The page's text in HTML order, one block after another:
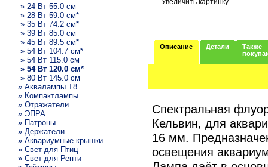
» 24 Вт 55.0 см
» 28 Вт 59.0 см*
» 35 Вт 74.2 см*
» 39 Вт 85.0 см
» 45 Вт 89.5 см*
» 54 Вт 104.7 см*
» 54 Вт 115.0 см
» 54 Вт 120.0 см*
» 80 Вт 145.0 см
» Аквалампы T8
» Компактлампы
» Отражатели
» ЭПРА
» Патроны
» Держатели
» Аквариумные крышки
» Свет для Птиц
» Свет для Репти
Увеличить картинку
Описание Детали
Также
Спектральная
Кельвин, для
16 мм.
освещения